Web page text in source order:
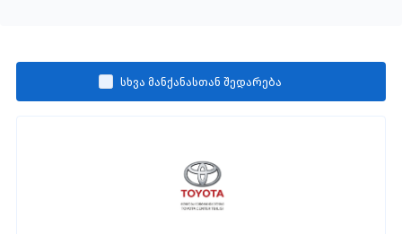
სხვა მანქანასთან შედარება